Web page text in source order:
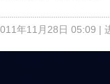
年11月28日 05:09 |